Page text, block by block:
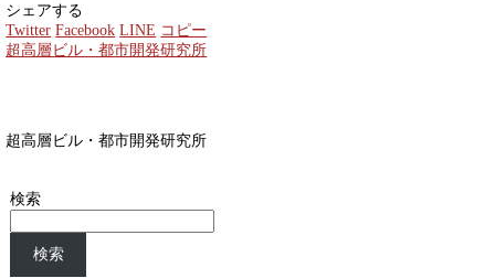
シェアする
Twitter Facebook LINE コピー
超高層ビル・都市開発研究所
超高層ビル・都市開発研究所
検索
検索